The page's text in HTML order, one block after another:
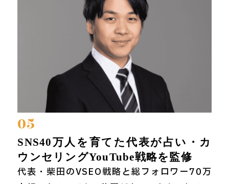
05
SNS40万人を育てた代表が占い・カ
ウンセリングYouTube戦略を監修
代表・柴田のVSEO戦略と総フォロワー70万